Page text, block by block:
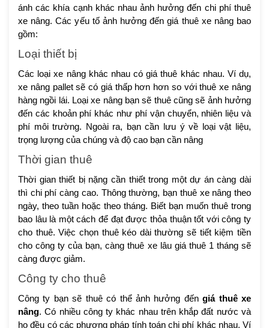
ánh các khía cạnh khác nhau ảnh hưởng đến chi phí thuê
xe nâng. Các yếu tố ảnh hưởng đến giá thuê xe nâng bao
gồm:
Loại thiết bị
Các loại xe nâng khác nhau có giá thuê khác nhau. Ví dụ,
xe nâng pallet sẽ có giá thấp hơn hơn so với thuê xe nâng
hàng ngồi lái. Loại xe nâng bạn sẽ thuê cũng sẽ ảnh hưởng
đến các khoản phí khác như phí vận chuyển, nhiên liệu và
phí môi trường. Ngoài ra, bạn cần lưu ý về loại vật liệu,
trọng lượng của chúng và độ cao bạn cần nâng
Thời gian thuê
Thời gian thiết bị nặng cần thiết trong một dự án càng dài
thì chi phí càng cao. Thông thường, bạn thuê xe nâng theo
ngày, theo tuần hoặc theo tháng. Biết bạn muốn thuê trong
bao lâu là một cách để đạt được thỏa thuận tốt với công ty
cho thuê. Việc chọn thuê kéo dài thường sẽ tiết kiệm tiền
cho công ty của bạn, càng thuê xe lâu giá thuê 1 tháng sẽ
càng được giảm.
Công ty cho thuê
Công ty bạn sẽ thuê có thể ảnh hưởng đếngiá thuê xe
nâng. Có nhiều công ty khác nhau trên khắp đất nước và
họ đều có các phương pháp tính toán chi phí khác nhau. Ví